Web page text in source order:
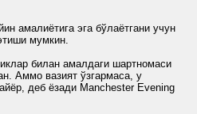
амалиётига эга бўлаётгани учун
мумкин.
билан амалдаги шартномаси
Аммо вазият ўзгармаса, у
деб ёзади Manchester Evening